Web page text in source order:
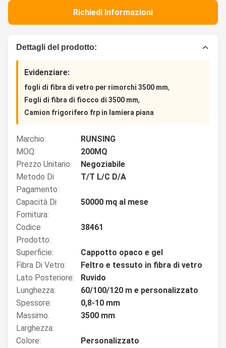
Richiedi Informazioni
Dettagli del prodotto:
Evidenziare:
fogli di fibra di vetro per rimorchi 3500 mm,
Fogli di fibra di fiocco di 3500 mm,
Camion frigorifero frp in lamiera piana
Marchio:
RUNSING
MOQ:
200MQ
Prezzo Unitario:
Negoziabile
Metodo Di
Pagamento:
T/T L/C D/A
Capacità Di
Fornitura:
50000 mq al mese
Codice
Prodotto:
38461
Superficie:
Cappotto opaco e gel
Fibra Di Vetro:
Feltro e tessuto in fibra di vetro
Lato Posteriore:
Ruvido
Lunghezza:
60/100/120 m e personalizzato
Spessore:
0,8-10 mm
Massimo.
Larghezza:
3500 mm
Colore:
Personalizzato